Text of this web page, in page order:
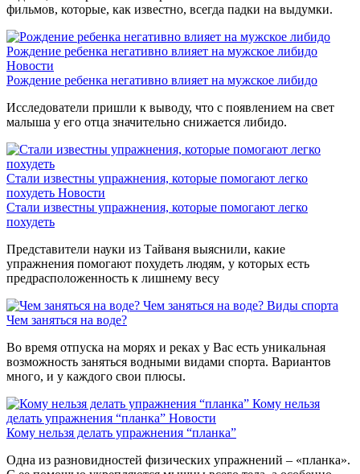
фильмов, которые, как известно, всегда падки на выдумки.
Рождение ребенка негативно влияет на мужское либидо
Новости
Рождение ребенка негативно влияет на мужское либидо
Исследователи пришли к выводу, что с появлением на свет
малыша у его отца значительно снижается либидо.
Стали известны упражнения, которые помогают легко
похудеть Новости
Стали известны упражнения, которые помогают легко
похудеть
Представители науки из Тайваня выяснили, какие
упражнения помогают похудеть людям, у которых есть
предрасположенность к лишнему весу
Чем заняться на воде? Виды спорта
Чем заняться на воде?
Во время отпуска на морях и реках у Вас есть уникальная
возможность заняться водными видами спорта. Вариантов
много, и у каждого свои плюсы.
Кому нельзя
делать упражнения “планка” Новости
Кому нельзя делать упражнения “планка”
Одна из разновидностей физических упражнений – «планка».